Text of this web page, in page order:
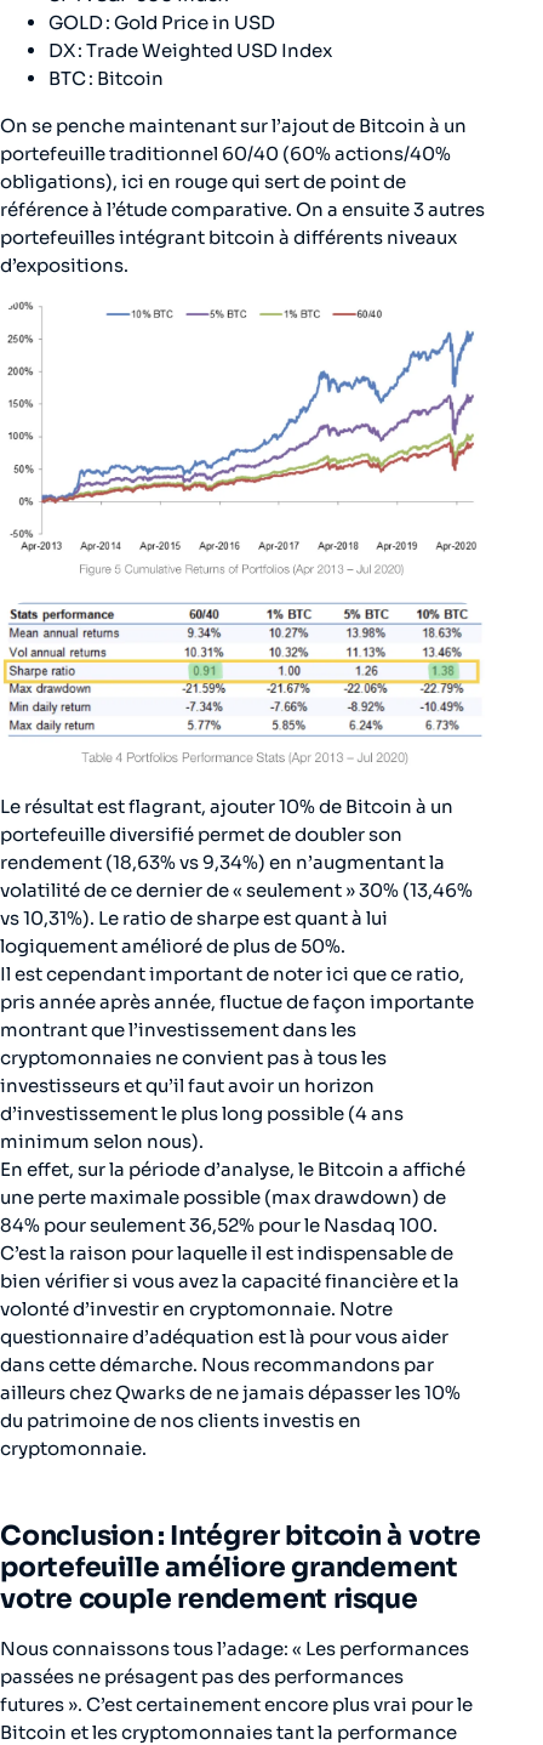
GOLD : Gold Price in USD
DX : Trade Weighted USD Index
BTC : Bitcoin
On se penche maintenant sur l’ajout de Bitcoin à un
portefeuille traditionnel 60/40 (60% actions/40%
obligations), ici en rouge qui sert de point de
référence à l’étude comparative. On a ensuite 3 autres
portefeuilles intégrant bitcoin à différents niveaux
d’expositions.
Le résultat est flagrant, ajouter 10% de Bitcoin à un
portefeuille diversifié permet de doubler son
rendement (18,63% vs 9,34%) en n’augmentant la
volatilité de ce dernier de « seulement » 30% (13,46%
vs 10,31%). Le ratio de sharpe est quant à lui
logiquement amélioré de plus de 50%.
Il est cependant important de noter ici que ce ratio,
pris année après année, fluctue de façon importante
montrant que l’investissement dans les
cryptomonnaies ne convient pas à tous les
investisseurs et qu’il faut avoir un horizon
d’investissement le plus long possible (4 ans
minimum selon nous).
En effet, sur la période d’analyse, le Bitcoin a affiché
une perte maximale possible (max drawdown) de
84% pour seulement 36,52% pour le Nasdaq 100.
C’est la raison pour laquelle il est indispensable de
bien vérifier si vous avez la capacité financière et la
volonté d’investir en cryptomonnaie. Notre
questionnaire d’adéquation est là pour vous aider
dans cette démarche. Nous recommandons par
ailleurs chez Qwarks de ne jamais dépasser les 10%
du patrimoine de nos clients investis en
cryptomonnaie.
Conclusion : Intégrer bitcoin à votre
portefeuille améliore grandement
votre couple rendement risque
Nous connaissons tous l’adage: « Les performances
passées ne présagent pas des performances
futures ». C’est certainement encore plus vrai pour le
Bitcoin et les cryptomonnaies tant la performance